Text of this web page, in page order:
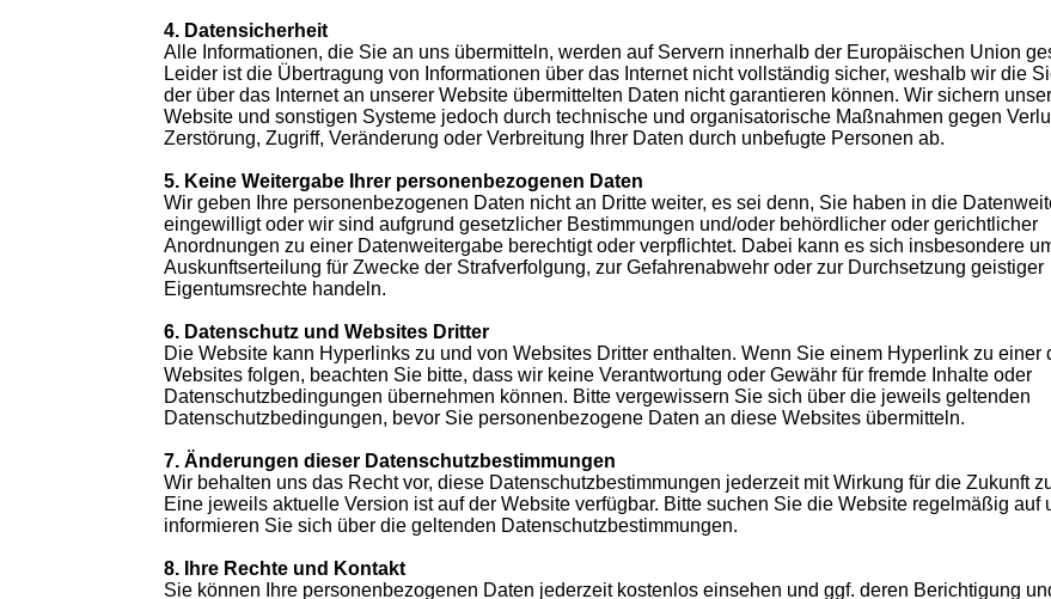
4. Datensicherheit
Alle Informationen, die Sie an uns übermitteln, werden auf Servern innerhalb der Europäischen Union
Leider ist die Übertragung von Informationen über das Internet nicht vollständig sicher, weshalb wir die
der über das Internet an unserer Website übermittelten Daten nicht garantieren können. Wir sichern
Website und sonstigen Systeme jedoch durch technische und organisatorische Maßnahmen gegen
Zerstörung, Zugriff, Veränderung oder Verbreitung Ihrer Daten durch unbefugte Personen ab.
5. Keine Weitergabe Ihrer personenbezogenen Daten
Wir geben Ihre personenbezogenen Daten nicht an Dritte weiter, es sei denn, Sie haben in die
eingewilligt oder wir sind aufgrund gesetzlicher Bestimmungen und/oder behördlicher oder gerichtlicher
Anordnungen zu einer Datenweitergabe berechtigt oder verpflichtet. Dabei kann es sich insbesondere
Auskunftserteilung für Zwecke der Strafverfolgung, zur Gefahrenabwehr oder zur Durchsetzung geistiger
Eigentumsrechte handeln.
6. Datenschutz und Websites Dritter
Die Website kann Hyperlinks zu und von Websites Dritter enthalten. Wenn Sie einem Hyperlink zu einer
Websites folgen, beachten Sie bitte, dass wir keine Verantwortung oder Gewähr für fremde Inhalte oder
Datenschutzbedingungen übernehmen können. Bitte vergewissern Sie sich über die jeweils geltenden
Datenschutzbedingungen, bevor Sie personenbezogene Daten an diese Websites übermitteln.
7. Änderungen dieser Datenschutzbestimmungen
Wir behalten uns das Recht vor, diese Datenschutzbestimmungen jederzeit mit Wirkung für die Zukunft
Eine jeweils aktuelle Version ist auf der Website verfügbar. Bitte suchen Sie die Website regelmäßig auf
informieren Sie sich über die geltenden Datenschutzbestimmungen.
8. Ihre Rechte und Kontakt
Sie können Ihre personenbezogenen Daten jederzeit kostenlos einsehen und ggf. deren Berichtigung